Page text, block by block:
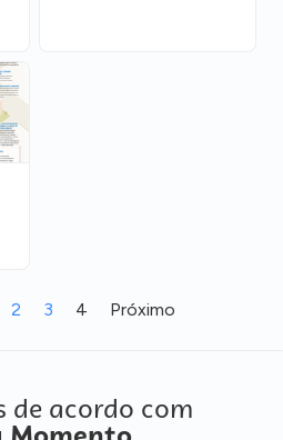
2 3 4 Próximo
de acordo com